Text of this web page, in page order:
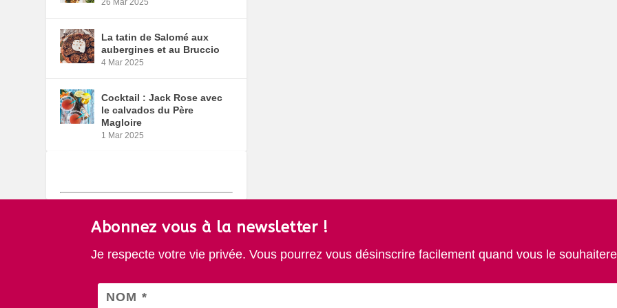
26 Mar 2025
La tatin de Salomé aux
aubergines et au Bruccio
4 Mar 2025
Cocktail : Jack Rose avec
le calvados du Père
Magloire
1 Mar 2025
Abonnez vous à la newsletter !
Je respecte votre vie privée. Vous pourrez vous désinscrire facilement quand vous le